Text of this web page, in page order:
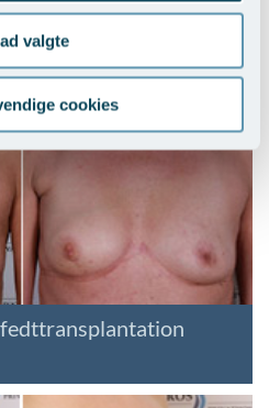
valgte
cookies
væv